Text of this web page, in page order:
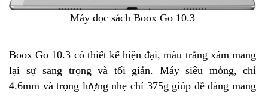
Máy đọc sách Boox Go 10.3
Boox Go 10.3 có thiết kế hiện đại, màu trắng xám mang
lại sự sang trọng và tối giản. Máy siêu mỏng, chỉ
4.6mm và trọng lượng nhẹ chỉ 375g giúp dễ dàng mang